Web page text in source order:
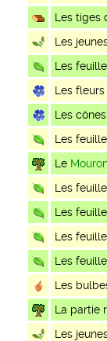
Les tiges
Les
Les
Les
Les
Les
Le
Les
Les
Les
Les
Les
La partie
Les